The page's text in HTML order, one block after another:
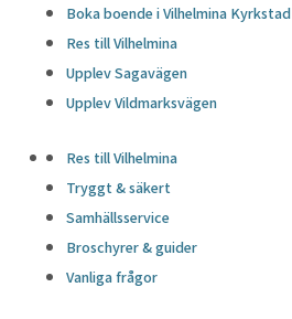
Boka boende i Vilhelmina Kyrkstad
Res till Vilhelmina
Upplev Sagavägen
Upplev Vildmarksvägen
Res till Vilhelmina
Tryggt & säkert
Samhällsservice
Broschyrer & guider
Vanliga frågor